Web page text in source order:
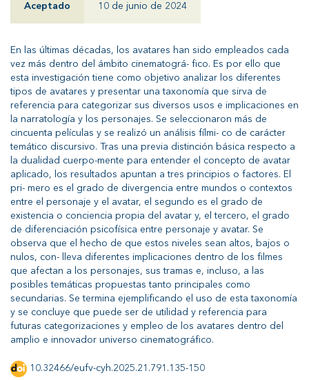
Aceptado 10 de junio de 2024
En las últimas décadas, los avatares han sido empleados cada
vez más dentro del ámbito cinematográ- fico. Es por ello que
esta investigación tiene como objetivo analizar los diferentes
tipos de avatares y presentar una taxonomía que sirva de
referencia para categorizar sus diversos usos e implicaciones en
la narratología y los personajes. Se seleccionaron más de
cincuenta películas y se realizó un análisis fílmi- co de carácter
temático discursivo. Tras una previa distinción básica respecto a
la dualidad cuerpo-mente para entender el concepto de avatar
aplicado, los resultados apuntan a tres principios o factores. El
pri- mero es el grado de divergencia entre mundos o contextos
entre el personaje y el avatar, el segundo es el grado de
existencia o conciencia propia del avatar y, el tercero, el grado
de diferenciación psicofísica entre personaje y avatar. Se
observa que el hecho de que estos niveles sean altos, bajos o
nulos, con- lleva diferentes implicaciones dentro de los filmes
que afectan a los personajes, sus tramas e, incluso, a las
posibles temáticas propuestas tanto principales como
secundarias. Se termina ejemplificando el uso de esta taxonomía
y se concluye que puede ser de utilidad y referencia para
futuras categorizaciones y empleo de los avatares dentro del
amplio e innovador universo cinematográfico.
10.32466/eufv-cyh.2025.21.791.135-150